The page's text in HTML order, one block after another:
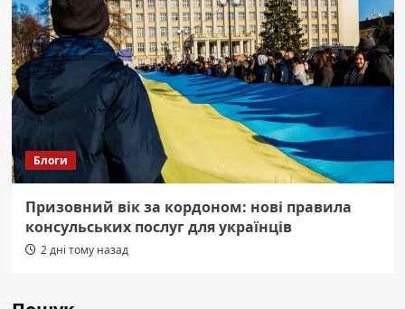
Блоги
Призовний вік за кордоном: нові правила
консульських послуг для українців
2 дні тому назад